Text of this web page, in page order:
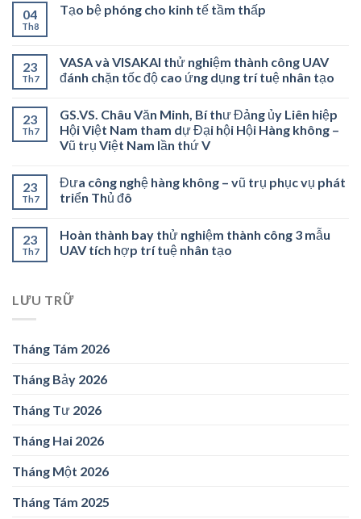
04
Th8
Tạo bệ phóng cho kinh tế tầm thấp
23
Th7
VASA và VISAKAI thử nghiệm thành công UAV
đánh chặn tốc độ cao ứng dụng trí tuệ nhân tạo
23
Th7
GS.VS. Châu Văn Minh, Bí thư Đảng ủy Liên hiệp
Hội Việt Nam tham dự Đại hội Hội Hàng không –
Vũ trụ Việt Nam lần thứ V
23
Th7
Đưa công nghệ hàng không – vũ trụ phục vụ phát
triển Thủ đô
23
Th7
Hoàn thành bay thử nghiệm thành công 3 mẫu
UAV tích hợp trí tuệ nhân tạo
LƯU TRỮ
Tháng Tám 2026
Tháng Bảy 2026
Tháng Tư 2026
Tháng Hai 2026
Tháng Một 2026
Tháng Tám 2025